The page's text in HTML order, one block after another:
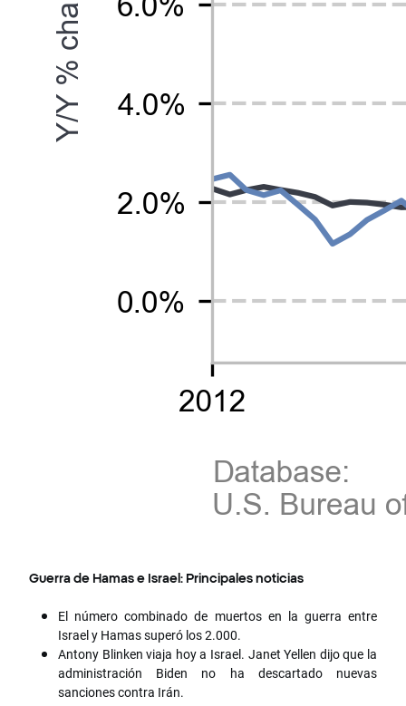
Guerra de Hamas e Israel: Principales noticias
El número combinado de muertos en la guerra entre
Israel y Hamas superó los 2.000.
Antony Blinken viaja hoy a Israel. Janet Yellen dijo que la
administración Biden no ha descartado nuevas
sanciones contra Irán.